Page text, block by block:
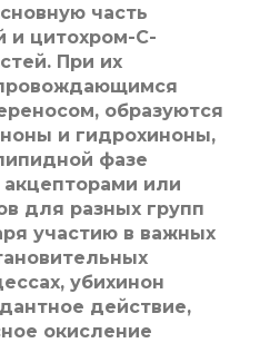
часть
и цитохром-С-
При их
образуются
и гидрохиноны,
фазе
или
для разных групп
участию в важных
убихинон
действие,
окисление